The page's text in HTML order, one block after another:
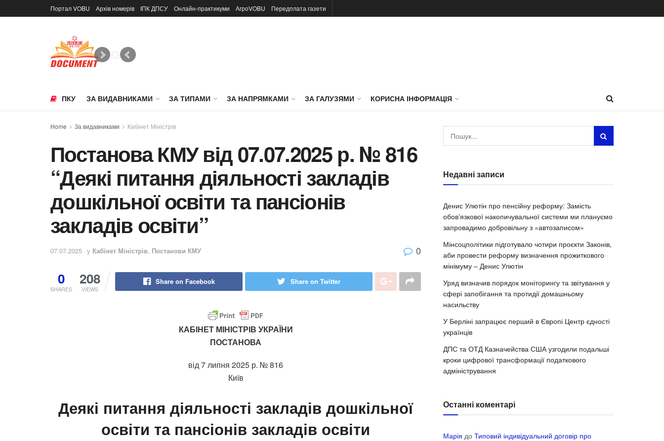
Портал VOBU Архів номерів ІПК ДПСУ Онлайн-практикуми АгроVOBU Передплата газети
ПКУ ЗА ВИДАВНИКАМИ ЗА ТИПАМИ ЗА НАПРЯМКАМИ ЗА ГАЛУЗЯМИ КОРИСНА ІНФОРМАЦІЯ
Home За видавниками Кабінет Міністрів
Постанова КМУ від 07.07.2025 р. № 816
“Деякі питання діяльності закладів
дошкільної освіти та пансіонів
закладів освіти”
07.07.2025 у Кабінет Міністрів, Постанови КМУ 0
0
SHARES
208
VIEWS
Share on Facebook Share on Twitter
КАБІНЕТ МІНІСТРІВ УКРАЇНИ
ПОСТАНОВА
від 7 липня 2025 р. № 816
Київ
Деякі питання діяльності закладів дошкільної
освіти та пансіонів закладів освіти
Недавні записи
Денис Улютін про пенсійну реформу: Замість
обовʼязкової накопичувальної системи ми плануємо
запровадимо добровільну з «автозаписом»
Мінсоцполітики підготувало чотири проєкти Законів,
аби провести реформу визначення прожиткового
мінімуму – Денис Улютін
Уряд визначив порядок моніторингу та звітування у
сфері запобігання та протидії домашньому
насильству
У Берліні запрацює перший в Європі Центр єдності
українців
ДПС та ОТД Казначейства США узгодили подальші
кроки цифрової трансформації податкового
адміністрування
Останні коментарі
Марія до Типовий індивідуальний договір про